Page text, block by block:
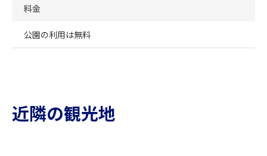
料金
公園の利用は無料
近隣の観光地